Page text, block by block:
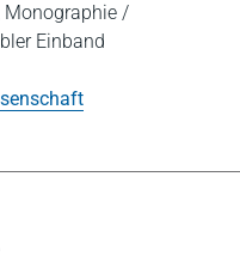
Monographie /
Einband